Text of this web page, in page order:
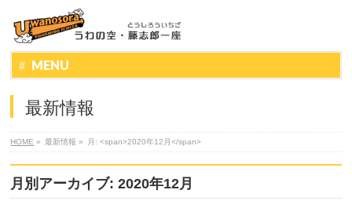
MENU
最新情報
HOME » 最新情報 » 月: <span>2020年12月</span>
月別アーカイブ: 2020年12月